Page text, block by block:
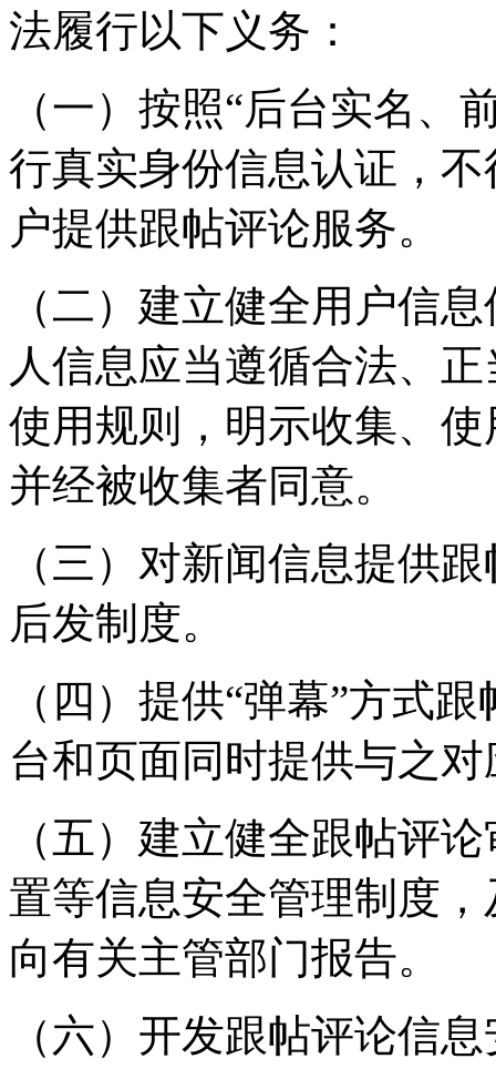
法履行以下义务：
（一）按照“后台实名、
行真实身份信息认证，
户提供跟帖评论服务。
（二）建立健全用户信
人信息应当遵循合法、
使用规则，明示收集、
并经被收集者同意。
（三）对新闻信息提供
后发制度。
（四）提供“弹幕”方式
台和页面同时提供与之
（五）建立健全跟帖评
置等信息安全管理制度
向有关主管部门报告。
（六）开发跟帖评论信